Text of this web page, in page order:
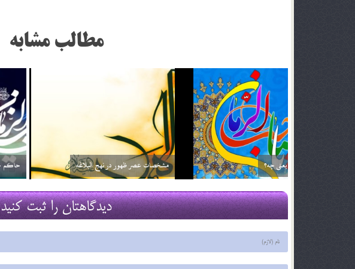
مطالب مشابه
زمان ظهور ؛ نگاهی دیگر (بخش دوم)
29 اسفند 03
فرج نزدیک است یعنی چه؟
29 اسفند 03
دیدگاهتان را ثبت کنید